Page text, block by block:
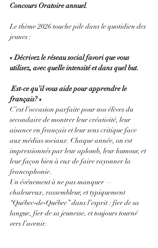
Concours Oratoire annuel.
Le thème 2026 touche pile dans le quotidien des
jeunes :
« Décrivez le réseau social favori que vous
utilisez, avec quelle intensité et dans quel but.
Est‑ce qu’il vous aide pour apprendre le
français? »
C’est l’occasion parfaite pour nos élèves du
secondaire de montrer leur créativité, leur
aisance en français et leur sens critique face
aux médias sociaux. Chaque année, on est
impressionnés par leur aplomb, leur humour, et
leur façon bien à eux de faire rayonner la
francophonie.
Un événement à ne pas manquer —
chaleureux, rassembleur, et typiquement
“Québec‑de‑Québec” dans l’esprit : fier de sa
langue, fier de sa jeunesse, et toujours tourné
vers l’avenir.